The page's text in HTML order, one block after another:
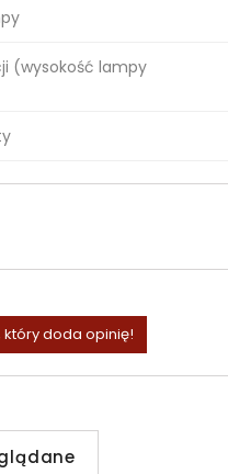
(wysokość lampy
który doda opinię!